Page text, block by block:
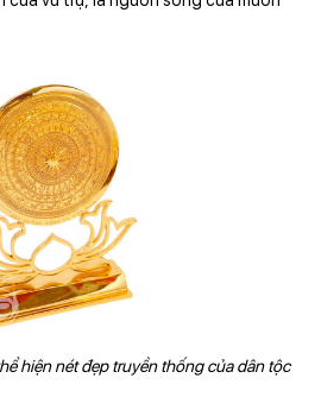
hiện nét đẹp truyền thống của dân tộc